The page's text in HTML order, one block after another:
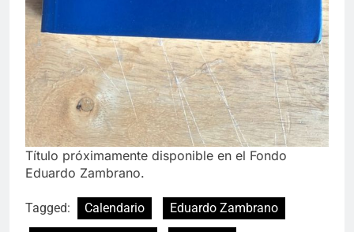
Título próximamente disponible en el Fondo
Eduardo Zambrano.
Tagged: Calendario
Eduardo Zambrano